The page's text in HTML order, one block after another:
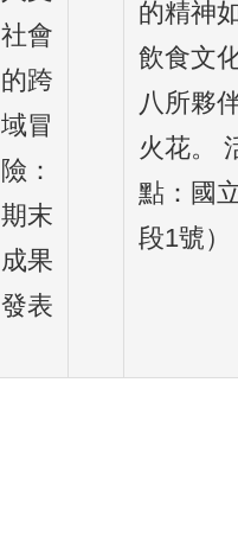
社會
的跨
域冒
險：
期末
成果
發表
的精神
飲食文
八所夥
火花。
點：國
段1號）